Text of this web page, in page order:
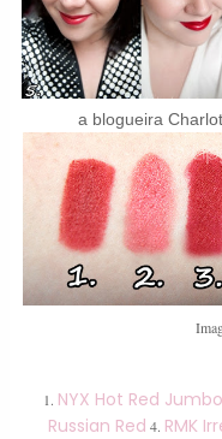
a blogueira
1. NYX Hot Red
Russian Red 4. RMK